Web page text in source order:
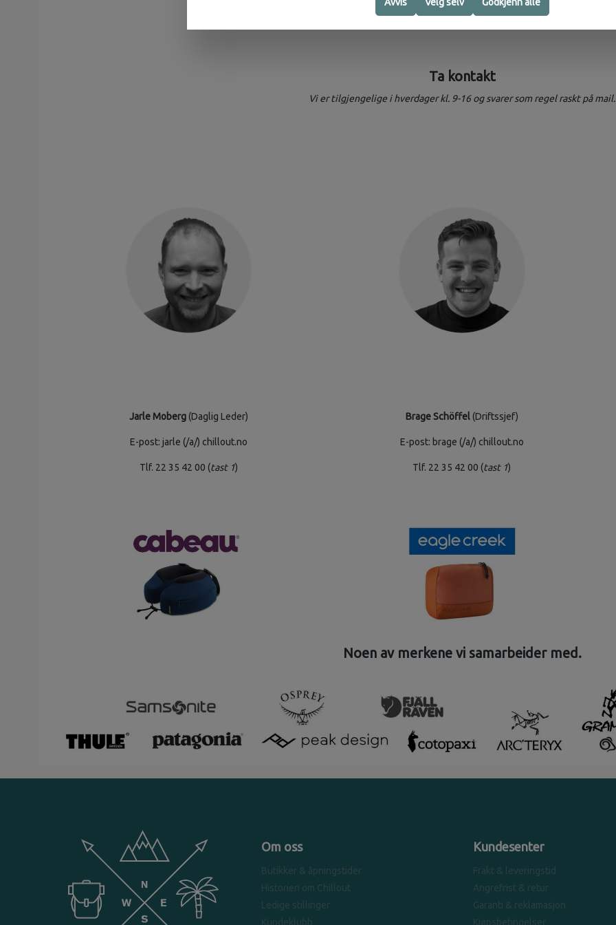
Ta kontakt
Vi er tilgjengelige i hverdager kl. 9-16 og svarer som regel raskt på mail.
Jarle Moberg(Daglig Leder)
E-post: jarle (/a/) chillout.no
Tlf. 22 35 42 00 (tast 1)
Brage Schöffel(Driftssjef)
E-post: brage (/a/) chillout.no
Tlf. 22 35 42 00 (tast 1)
Noen av merkene vi samarbeider med.
Om oss
Butikker & åpningstider
Historien om Chillout
Ledige stillinger
Kundeklubb
Kundesenter
Frakt & leveringstid
Angrefrist & retur
Garanti & reklamasjon
Kjøpsbetingelser